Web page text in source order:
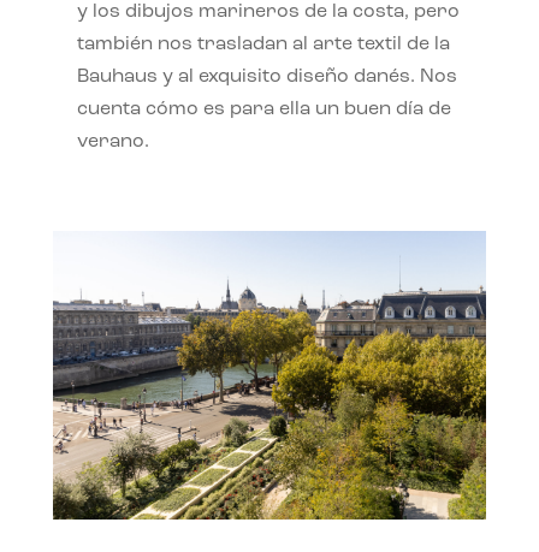
y los dibujos marineros de la costa, pero
también nos trasladan al arte textil de la
Bauhaus y al exquisito diseño danés. Nos
cuenta cómo es para ella un buen día de
verano.